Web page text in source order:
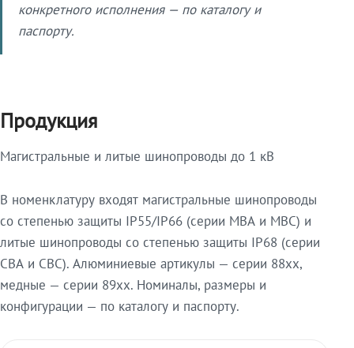
конкретного исполнения — по каталогу и
паспорту.
Продукция
Магистральные и литые шинопроводы до 1 кВ
В номенклатуру входят магистральные шинопроводы
со степенью защиты IP55/IP66 (серии МВА и МВС) и
литые шинопроводы со степенью защиты IP68 (серии
СВА и СВС). Алюминиевые артикулы — серии 88xx,
медные — серии 89xx. Номиналы, размеры и
конфигурации — по каталогу и паспорту.